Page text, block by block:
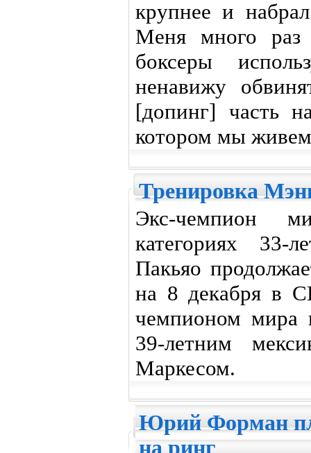
крупнее и
Меня много
боксеры
ненавижу
[допинг] часть
котором мы
Тренировка
Экс-чемпион
категориях 33-
Пакьяо
на 8 декабря в
чемпионом мира
39-летним
Маркесом.
Юрий Форман
на ринг